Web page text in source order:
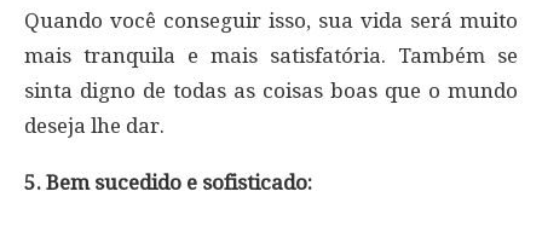
Quando você conseguir isso, sua vida será muito
mais tranquila e mais satisfatória. Também se
sinta digno de todas as coisas boas que o mundo
deseja lhe dar.
5. Bem sucedido e sofisticado: